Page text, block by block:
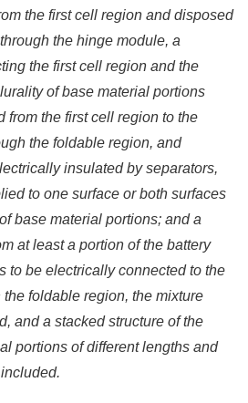
the first cell region and disposed
the hinge module, a
the first cell region and the
of base material portions
from the first cell region to the
the foldable region, and
insulated by separators,
to one surface or both surfaces
base material portions; and a
at least a portion of the battery
to be electrically connected to the
foldable region, the mixture
and a stacked structure of the
portions of different lengths and